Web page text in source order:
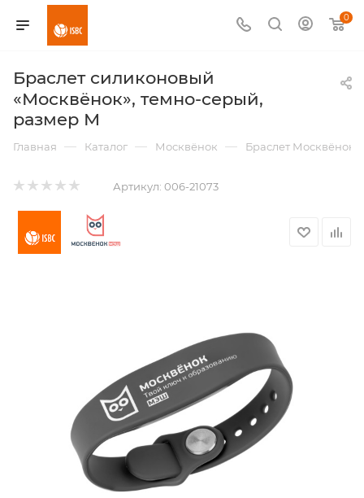
0
Браслет силиконовый
«Москвёнок», темно-серый,
размер М
Главная — Каталог — Москвёнок — Браслет Москвёнок
Артикул: 006-21073